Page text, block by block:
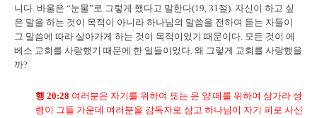
니다. 바울은 “눈물”로 그렇게 했다고 말한다(19, 31절). 자신이 하고 싶
은 말을 하는 것이 목적이 아니라 하나님의 말씀을 전하여 듣는 자들이
그 말씀에 따라 살아가게 하는 것이 목적이었기 때문이다. 모든 것이 에
베소 교회를 사랑했기 때문에 한 일들이었다. 왜 그렇게 교회를 사랑했을
까?
행 20:28 여러분은 자기를 위하여 또는 온 양 떼를 위하여 삼가라 성
령이 그들 가운데 여러분을 감독자로 삼고 하나님이 자기 피로 사신